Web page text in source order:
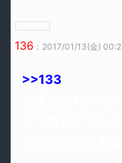
136 ：2017/01/13(金)
>>133